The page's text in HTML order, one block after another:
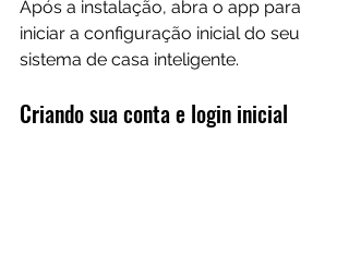
Após a instalação, abra o app para
iniciar a configuração inicial do seu
sistema de casa inteligente.
Criando sua conta e login inicial